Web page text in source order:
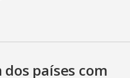
dos países com